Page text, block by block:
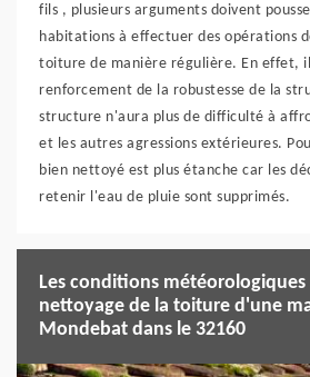
fils , plusieurs arguments doivent
habitations à effectuer des opérations
toiture de manière régulière. En effet,
renforcement de la robustesse de la
structure n'aura plus de difficulté à
et les autres agressions extérieures.
bien nettoyé est plus étanche car les
retenir l'eau de pluie sont supprimés.
Les conditions météorologiques
nettoyage de la toiture d'une
Mondebat dans le 32160